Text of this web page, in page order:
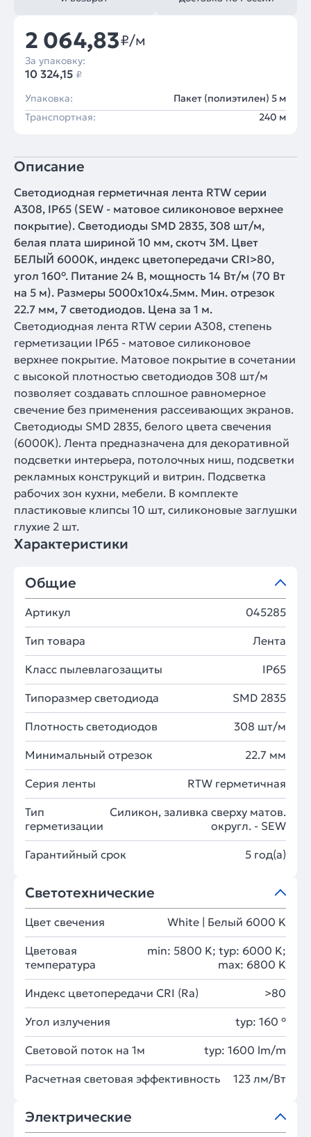
2 064,83₽/м
За упаковку:
10 324,15 ₽
Упаковка:
Пакет (полиэтилен) 5 м
Транспортная:
240 м
Описание
Светодиодная герметичная лента RTW серии
A308, IP65 (SEW - матовое силиконовое верхнее
покрытие). Светодиоды SMD 2835, 308 шт/м,
белая плата шириной 10 мм, скотч 3M. Цвет
БЕЛЫЙ 6000K, индекс цветопередачи CRI>80,
угол 160°. Питание 24 В, мощность 14 Вт/м (70 Вт
на 5 м). Размеры 5000x10x4.5мм. Мин. отрезок
22.7 мм, 7 светодиодов. Цена за 1 м.
Светодиодная лента RTW серии A308, степень
герметизации IP65 - матовое силиконовое
верхнее покрытие. Матовое покрытие в сочетании
с высокой плотностью светодиодов 308 шт/м
позволяет создавать сплошное равномерное
свечение без применения рассеивающих экранов.
Светодиоды SMD 2835, белого цвета свечения
(6000K). Лента предназначена для декоративной
подсветки интерьера, потолочных ниш, подсветки
рекламных конструкций и витрин. Подсветка
рабочих зон кухни, мебели. В комплекте
пластиковые клипсы 10 шт, силиконовые заглушки
глухие 2 шт.
Характеристики
Общие
Артикул 045285
Тип товара Лента
Класс пылевлагозащиты IP65
Типоразмер светодиода SMD 2835
Плотность светодиодов 308 шт/м
Минимальный отрезок 22.7 мм
Серия ленты RTW герметичная
Тип
герметизации
Силикон, заливка сверху матов.
округл. - SEW
Гарантийный срок 5 год(а)
Светотехнические
Цвет свечения White | Белый 6000 K
Цветовая
температура
min: 5800 K; typ: 6000 K;
max: 6800 K
Индекс цветопередачи CRI (Ra) >80
Угол излучения typ: 160 °
Световой поток на 1м typ: 1600 lm/m
Расчетная световая эффективность 123 лм/Вт
Электрические